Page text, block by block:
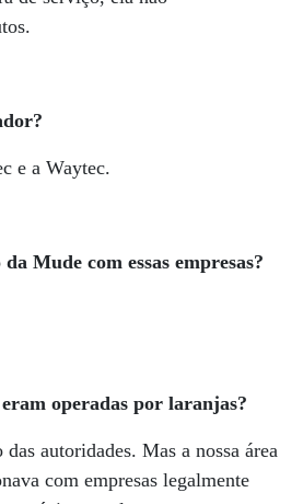
e a Waytec.
Mude com essas empresas?
eram operadas por laranjas?
autoridades. Mas a nossa área
com empresas legalmente